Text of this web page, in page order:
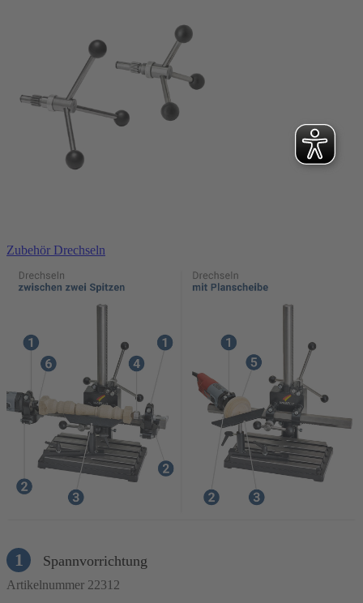
Zubehör Drechseln
1 Spannvorrichtung
Artikelnummer 22312